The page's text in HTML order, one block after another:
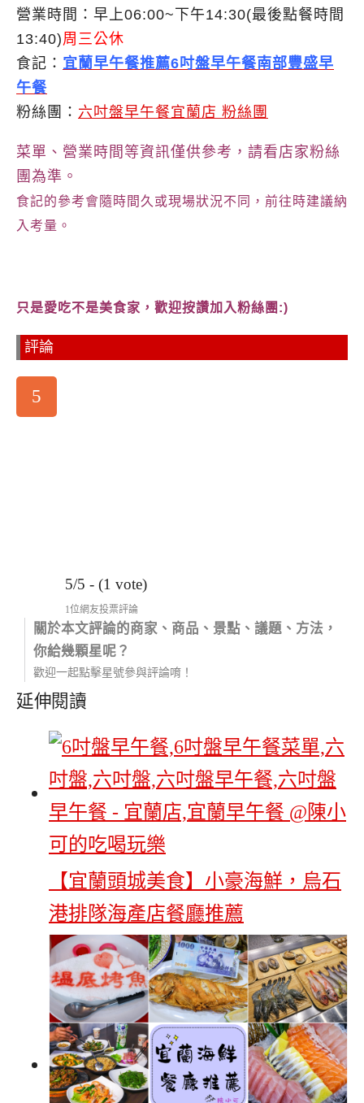
營業時間：早上06:00~下午14:30(最後點餐時間
13:40)周三公休
食記： 宜蘭早午餐推薦6吋盤早午餐南部豐盛早
午餐
粉絲團： 六吋盤早午餐宜蘭店 粉絲團
菜單、營業時間等資訊僅供參考，請看店家粉絲
團為準。
食記的參考會隨時間久或現場狀況不同，前往時建議納
入考量。
只是愛吃不是美食家，歡迎按讚加入粉絲團:)
評論
5
5/5 - (1 vote)
1位網友投票評論
關於本文評論的商家、商品、景點、議題、方法，
你給幾顆星呢？
歡迎一起點擊星號參與評論唷！
延伸閱讀
【宜蘭頭城美食】小豪海鮮，烏石
港排隊海產店餐廳推薦